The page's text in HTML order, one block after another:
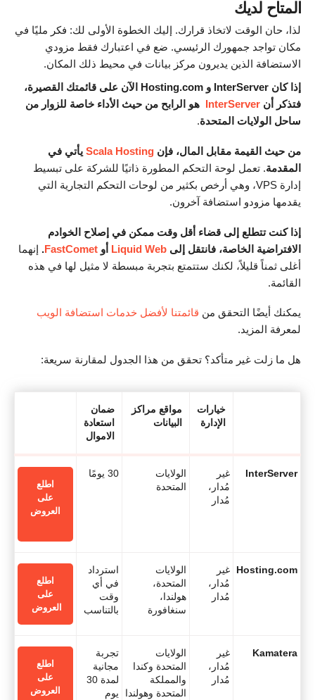
المتاح لديك
لذا، حان الوقت لاتخاذ قرارك. إليك الخطوة الأولى لك: فكر مليًا في
مكان تواجد جمهورك الرئيسي. ضع في اعتبارك فقط مزودي
الاستضافة الذين يديرون مركز بيانات في محيط ذلك المكان.
إذا كان InterServer و Hosting.com الآن على قائمتك القصيرة،
فتذكر أن InterServer
هو الرابح من حيث الأداء خاصة للزوار من
ساحل الولايات المتحدة.
من حيث القيمة مقابل المال، فإن Scala Hosting يأتي في
المقدمة. تعمل لوحة التحكم المطورة ذاتيًا للشركة على تبسيط
إدارة VPS، وهي أرخص بكثير من لوحات التحكم التجارية التي
يقدمها مزودو استضافة آخرون.
إذا كنت تتطلع إلى قضاء أقل وقت ممكن في إصلاح الخوادم
الافتراضية الخاصة، فانتقل إلى Liquid Web أو FastComet
. إنهما
أغلى ثمناً قليلاً، لكنك ستتمتع بتجربة مبسطة لا مثيل لها في هذه
القائمة.
يمكنك أيضًا التحقق من قائمتنا لأفضل خدمات استضافة الويب
لمعرفة المزيد.
هل ما زلت غير متأكد؟ تحقق من هذا الجدول لمقارنة سريعة:
خيارات
الإدارة
مواقع مراكز
البيانات
ضمان
استعادة
الاموال
InterServer
غير
مُدار،
مُدار
الولايات
المتحدة
30 يومًا
اطلع
على
العروض
Hosting.com
غير
مُدار،
مُدار
الولايات
المتحدة،
هولندا،
سنغافورة
استرداد
في أي
وقت
بالتناسب
اطلع
على
العروض
Kamatera
غير
مُدار،
مُدار
الولايات
المتحدة وكندا
والمملكة
المتحدة وهولندا
تجربة
مجانية
لمدة 30
يوم
اطلع
على
العروض